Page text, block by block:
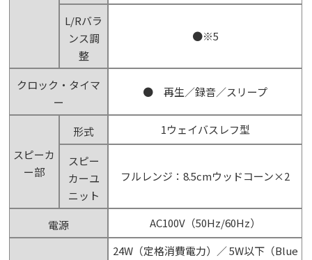
L/Rバラ
ンス調
整
●※5
クロック・タイマ
ー
● 再生／録音／スリープ
スピーカ
ー部
形式 1ウェイバスレフ型
スピー
カーユ
ニット
フルレンジ：8.5cmウッドコーン×2
電源 AC100V（50Hz/60Hz）
24W（定格消費電力）／ 5W以下（Blue